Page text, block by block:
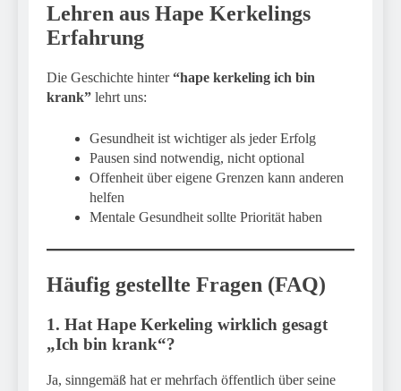
Lehren aus Hape Kerkelings
Erfahrung
Die Geschichte hinter“hape kerkeling ich bin
krank” lehrt uns:
Gesundheit ist wichtiger als jeder Erfolg
Pausen sind notwendig, nicht optional
Offenheit über eigene Grenzen kann anderen
helfen
Mentale Gesundheit sollte Priorität haben
Häufig gestellte Fragen (FAQ)
1. Hat Hape Kerkeling wirklich gesagt
„Ich bin krank“?
Ja, sinngemäß hat er mehrfach öffentlich über seine